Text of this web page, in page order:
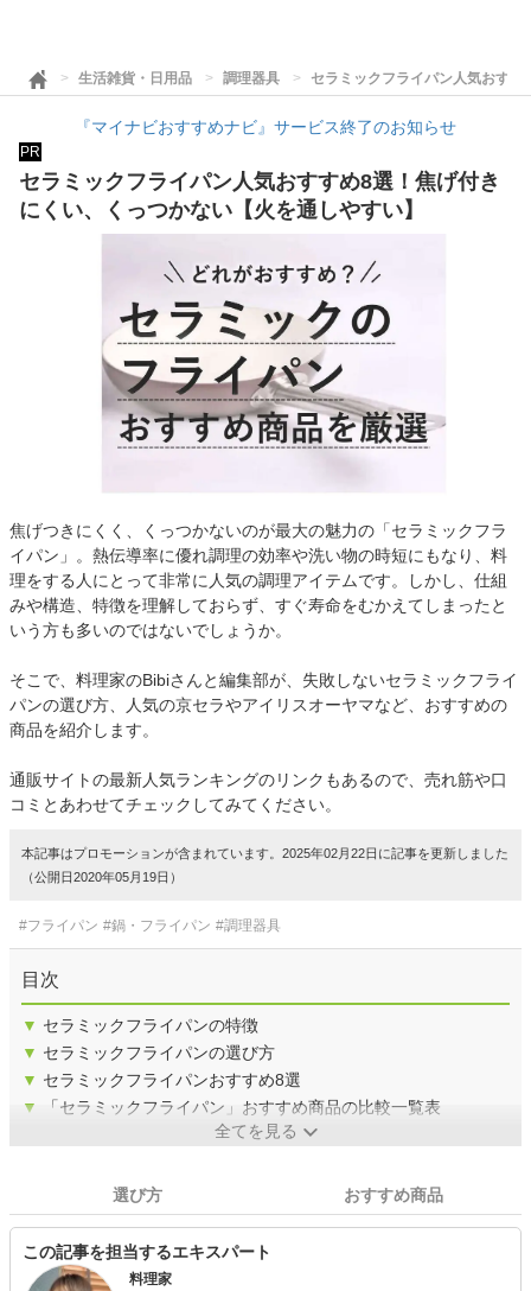
生活雑貨・日用品 調理器具 セラミックフライパン人気おす
『マイナビおすすめナビ』サービス終了のお知らせ
PR
セラミックフライパン人気おすすめ8選！焦げ付き
にくい、くっつかない【火を通しやすい】
焦げつきにくく、くっつかないのが最大の魅力の「セラミックフラ
イパン」。熱伝導率に優れ調理の効率や洗い物の時短にもなり、料
理をする人にとって非常に人気の調理アイテムです。しかし、仕組
みや構造、特徴を理解しておらず、すぐ寿命をむかえてしまったと
いう方も多いのではないでしょうか。
そこで、料理家のBibiさんと編集部が、失敗しないセラミックフライ
パンの選び方、人気の京セラやアイリスオーヤマなど、おすすめの
商品を紹介します。
通販サイトの最新人気ランキングのリンクもあるので、売れ筋や口
コミとあわせてチェックしてみてください。
本記事はプロモーションが含まれています。2025年02月22日に記事を更新しました
（公開日2020年05月19日）
#フライパン #鍋・フライパン #調理器具
目次
▼ セラミックフライパンの特徴
▼ セラミックフライパンの選び方
▼ セラミックフライパンおすすめ8選
▼
「セラミックフライパン」おすすめ商品の比較一覧表
全てを見る
選び方 おすすめ商品
この記事を担当するエキスパート
料理家